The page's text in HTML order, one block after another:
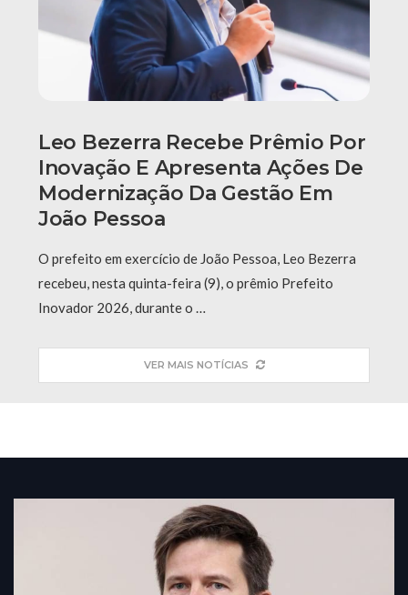
Leo Bezerra Recebe Prêmio Por
Inovação E Apresenta Ações De
Modernização Da Gestão Em
João Pessoa
O prefeito em exercício de João Pessoa, Leo Bezerra
recebeu, nesta quinta-feira (9), o prêmio Prefeito
Inovador 2026, durante o …
VER MAIS NOTÍCIAS